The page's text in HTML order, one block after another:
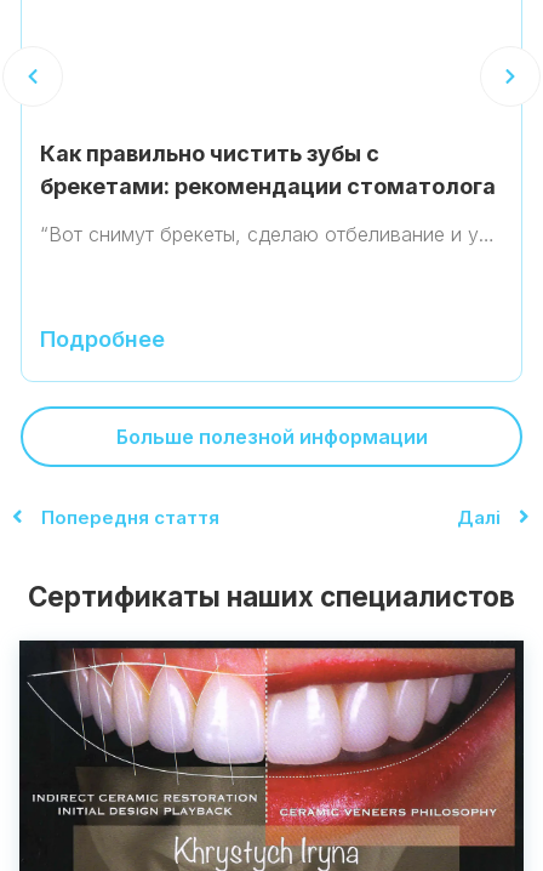
Как правильно чистить зубы с
брекетами: рекомендации стоматолога
“Вот снимут брекеты, сделаю отбеливание и у…
Подробнее
Больше полезной информации
Попередня стаття Далі
Сертификаты наших специалистов